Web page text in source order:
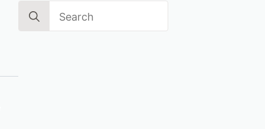
for: